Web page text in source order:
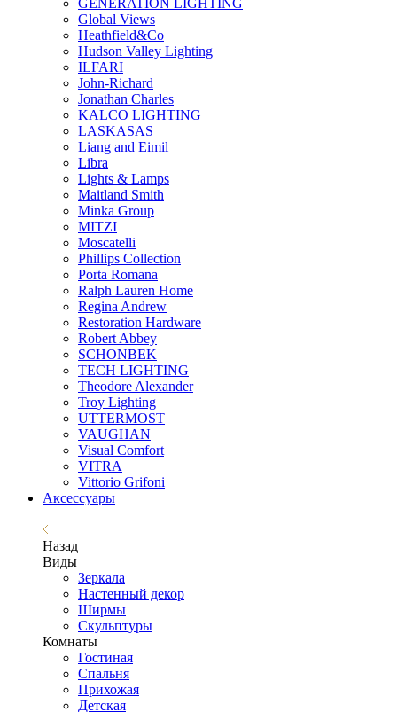
GENERATION LIGHTING
Global Views
Heathfield&Co
Hudson Valley Lighting
ILFARI
John-Richard
Jonathan Charles
KALCO LIGHTING
LASKASAS
Liang and Eimil
Libra
Lights & Lamps
Maitland Smith
Minka Group
MITZI
Moscatelli
Phillips Collection
Porta Romana
Ralph Lauren Home
Regina Andrew
Restoration Hardware
Robert Abbey
SCHONBEK
TECH LIGHTING
Theodore Alexander
Troy Lighting
UTTERMOST
VAUGHAN
Visual Comfort
VITRA
Vittorio Grifoni
Аксессуары
Назад
Виды
Зеркала
Настенный декор
Ширмы
Скульптуры
Комнаты
Гостиная
Спальня
Прихожая
Детская